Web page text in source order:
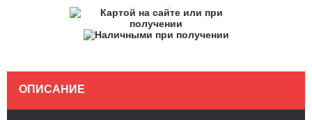
ОПИСАНИЕ